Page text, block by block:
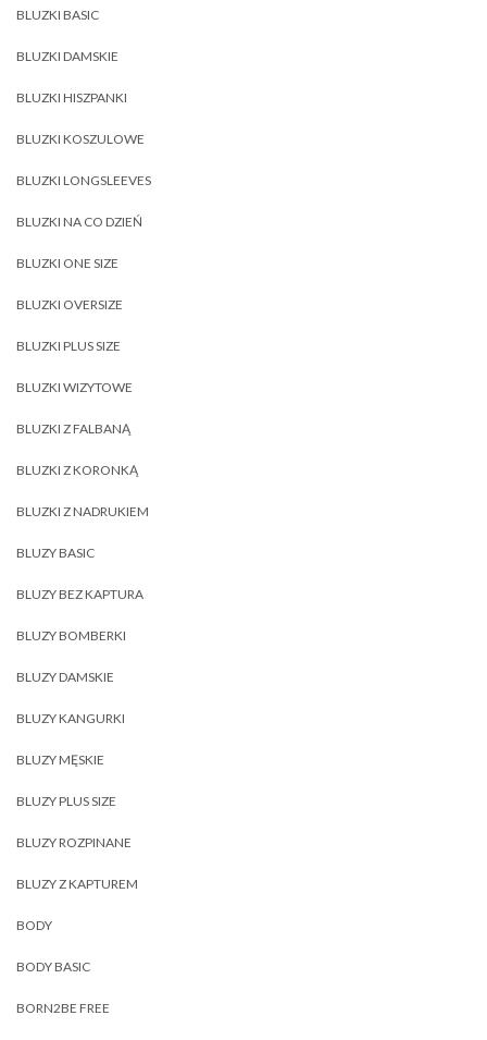
BLUZKI BASIC
BLUZKI DAMSKIE
BLUZKI HISZPANKI
BLUZKI KOSZULOWE
BLUZKI LONGSLEEVES
BLUZKI NA CO DZIEŃ
BLUZKI ONE SIZE
BLUZKI OVERSIZE
BLUZKI PLUS SIZE
BLUZKI WIZYTOWE
BLUZKI Z FALBANĄ
BLUZKI Z KORONKĄ
BLUZKI Z NADRUKIEM
BLUZY BASIC
BLUZY BEZ KAPTURA
BLUZY BOMBERKI
BLUZY DAMSKIE
BLUZY KANGURKI
BLUZY MĘSKIE
BLUZY PLUS SIZE
BLUZY ROZPINANE
BLUZY Z KAPTUREM
BODY
BODY BASIC
BORN2BE FREE